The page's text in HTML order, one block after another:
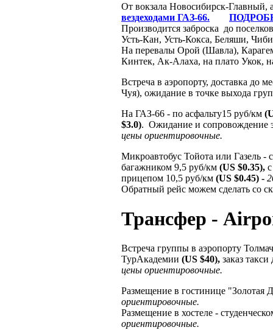
От вокзала Новосибирск-Главный,
вездеходами ГАЗ-66.
Производится заброска до
Усть-Кан, Усть-Кокса, Беляши,
На перевалы Орой (Шавла),
Кинтек, Ак-Алаха, на плато Укок,
Встреча в аэропорту, доставка до
Чуя), ожидание в точке выхода
На ГАЗ-66 - по асфальту15 руб/км
$3.0). Ожидание и сопровождение
цены ориентировочные.
Микроавтобус Тойота или Газель -
багажником 9,5 руб/км (US $0.35),
прицепом 10,5 руб/км (US $0.45) -
Обратный рейс можем сделать со
Трансфер -
Встреча группы в аэропорту
ТурАкадемии (US $40), заказ
цены ориентировочные.
Размещение в гостинице
ориентировочные.
Размещение в хостеле -
ориентировочные.